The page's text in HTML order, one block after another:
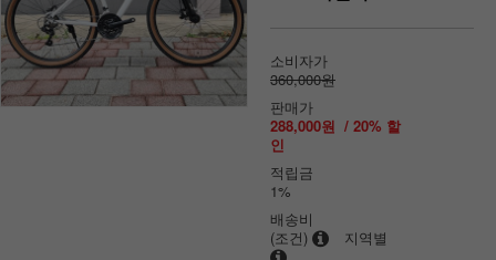
소비자가
360,000원
판매가
288,000원 / 20% 할
인
적립금
1%
배송비
(조건)
지역별